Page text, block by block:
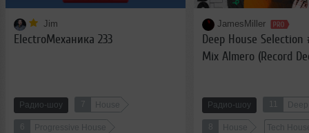
Jim
ElectroМеханика 233
Радио-шоу 7 House
6 Progressive House
JamesMiller
Deep House Selection
Mix Almero (Record
Радио-шоу 11
8 House Tech